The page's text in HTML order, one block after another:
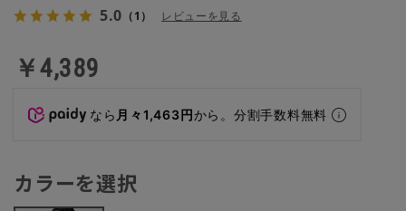
5.0 （1） レビューを見る
￥4,389
なら 月々1,463円から。分割手数料無料
カラーを選択